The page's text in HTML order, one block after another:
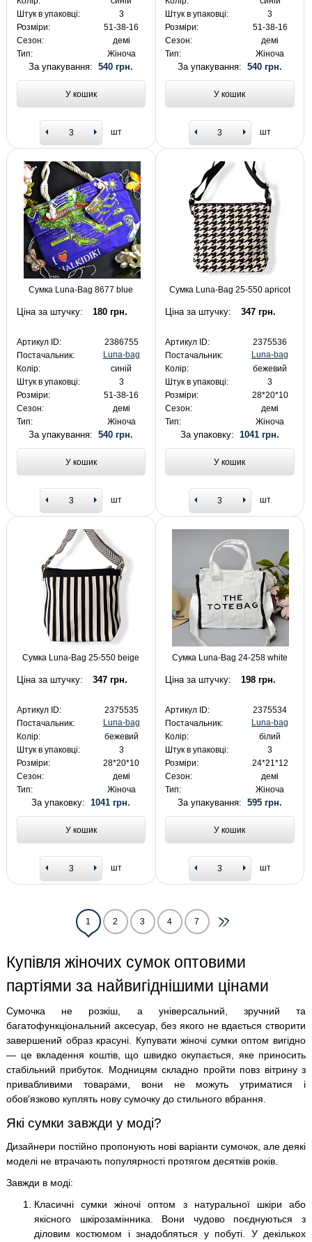
Штук в упаковці:
3
Розміри:
51-38-16
Сезон:
демі
Тип:
Жіноча
За упакування:540 грн.
У кошик
шт
Штук в упаковці:
3
Розміри:
51-38-16
Сезон:
демі
Тип:
Жіноча
За упакування: 540 грн.
У кошик
шт
Сумка Luna-Bag 8677 blue
Ціна за штучку: 180 грн.
Артикул ID:
2386755
Постачальник:
Luna-bag
Колір:
синій
Штук в упаковці:
3
Розміри:
51-38-16
Сезон:
демі
Тип:
Жіноча
За упакування:540 грн.
У кошик
шт
Сумка Luna-Bag 25-550 apricot
Ціна за штучку: 347 грн.
Артикул ID:
2375536
Постачальник:
Luna-bag
Колір:
бежевий
Штук в упаковці:
3
Розміри:
28*20*10
Сезон:
демі
Тип:
Жіноча
За упаковку: 1041 грн.
У кошик
шт
Сумка Luna-Bag 25-550 beige
Ціна за штучку: 347 грн.
Артикул ID:
2375535
Постачальник:
Luna-bag
Колір:
бежевий
Штук в упаковці:
3
Розміри:
28*20*10
Сезон:
демі
Тип:
Жіноча
За упаковку:1041 грн.
У кошик
шт
Сумка Luna-Bag 24-258 white
Ціна за штучку: 198 грн.
Артикул ID:
2375534
Постачальник:
Luna-bag
Колір:
білий
Штук в упаковці:
3
Розміри:
24*21*12
Сезон:
демі
Тип:
Жіноча
За упакування: 595 грн.
У кошик
шт
1 2 3 4 7
Купівля жіночих сумок оптовими
партіями за найвигіднішими цінами
Сумочка не розкіш, а універсальний, зручний та
багатофункціональний аксесуар, без якого не вдається створити
завершений образ красуні. Купувати жіночі сумки оптом вигідно
— це вкладення коштів, що швидко окупається, яке приносить
стабільний прибуток. Модницям складно пройти повз вітрину з
привабливими товарами, вони не можуть утриматися і
обов'язково куплять нову сумочку до стильного вбрання.
Які сумки завжди у моді?
Дизайнери постійно пропонують нові варіанти сумочок, але деякі
моделі не втрачають популярності протягом десятків років.
Завжди в моді:
Класичні сумки жіночі оптом з натуральної шкіри або
якісного шкірозамінника. Вони чудово поєднуються з
діловим костюмом і знадобляться у побуті. У декількох